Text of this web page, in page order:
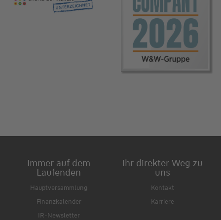
Immer auf dem
Laufenden
Hauptversammlung
Finanzkalender
IR-Newsletter
Ihr direkter Weg zu
uns
Kontakt
Karriere